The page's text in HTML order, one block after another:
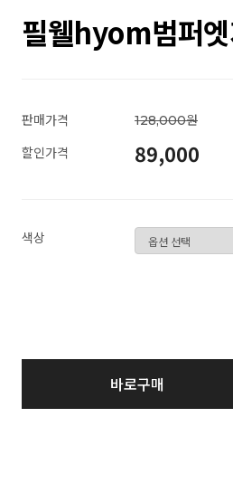
필웰hyom범퍼
판매가격
128,000원
할인가격
89,000
색상
바로구매